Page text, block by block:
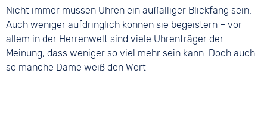
Nicht immer müssen Uhren ein auffälliger Blickfang sein.
Auch weniger aufdringlich können sie begeistern – vor
allem in der Herrenwelt sind viele Uhrenträger der
Meinung, dass weniger so viel mehr sein kann. Doch auch
so manche Dame weiß den Wert